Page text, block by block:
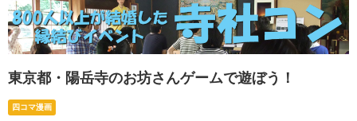
東京都・陽岳寺のお坊さんゲームで遊ぼう！
四コマ漫画